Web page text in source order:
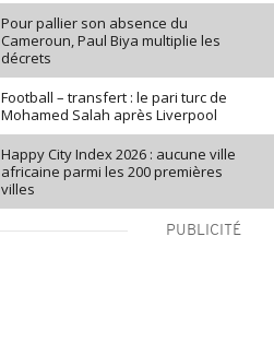
Pour pallier son absence du
Cameroun, Paul Biya multiplie les
décrets
Football – transfert : le pari turc de
Mohamed Salah après Liverpool
Happy City Index 2026 : aucune ville
africaine parmi les 200 premières
villes
PUBLICITÉ